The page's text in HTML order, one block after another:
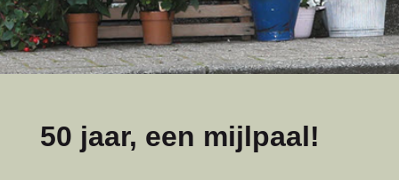
50 jaar, een mijlpaal!